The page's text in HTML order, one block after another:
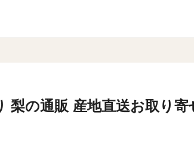
梨の通販 産地直送お取り寄